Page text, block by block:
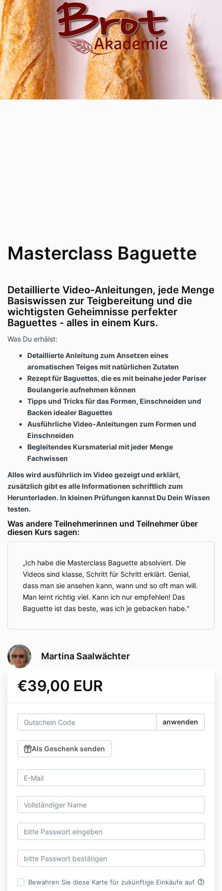
Masterclass Baguette
Detaillierte Video-Anleitungen, jede Menge
Basiswissen zur Teigbereitung und die
wichtigsten Geheimnisse perfekter
Baguettes - alles in einem Kurs.
Was Du erhälst:
Detaillierte Anleitung zum Ansetzen eines
aromatischen Teiges mit natürlichen Zutaten
Rezept für Baguettes, die es mit beinahe jeder Pariser
Boulangerie aufnehmen können
Tipps und Tricks für das Formen, Einschneiden und
Backen idealer Baguettes
Ausführliche Video-Anleitungen zum Formen und
Einschneiden
Begleitendes Kursmaterial mit jeder Menge
Fachwissen
Alles wird ausführlich im Video gezeigt und erklärt,
zusätzlich gibt es alle Informationen schriftlich zum
Herunterladen. In kleinen Prüfungen kannst Du Dein Wissen
testen.
Was andere Teilnehmerinnen und Teilnehmer über
diesen Kurs sagen:
Ich habe die Masterclass Baguette absolviert. Die
Videos sind klasse, Schritt für Schritt erklärt. Genial,
dass man sie ansehen kann, wann und so oft man will.
Man lernt richtig viel. Kann ich nur empfehlen! Das
Baguette ist das beste, was ich je gebacken habe.
Martina Saalwächter
€39,00 EUR
anwenden
Als Geschenk senden
Bewahren Sie diese Karte für zukünftige Einkäufe auf help_outline